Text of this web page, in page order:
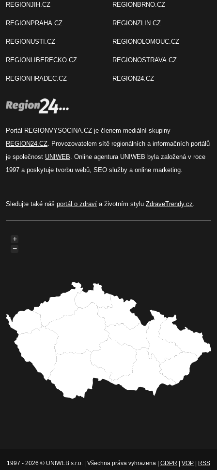
REGIONJIH.CZ
REGIONPRAHA.CZ
REGIONUSTI.CZ
REGIONLIBERECKO.CZ
REGIONHRADEC.CZ
REGIONBRNO.CZ
REGIONZLIN.CZ
REGIONOLOMOUC.CZ
REGIONOSTRAVA.CZ
REGION24.CZ
Portál REGIONVYSOCINA.CZ je členem mediální skupiny
REGION24.CZ . Provozovatelem sítě regionálních a informačních portálů
je společnost UNIWEB . Online agentura UNIWEB byla založená v roce
1997 a poskytuje tvorbu webů, SEO služby a online marketing.
Sledujte také náš portál o zdraví a životním stylu ZdraveTrendy.cz
+
−
1997 - 2026 © UNIWEB s.r.o. | Všechna práva vyhrazena | GDPR | VOP | RSS